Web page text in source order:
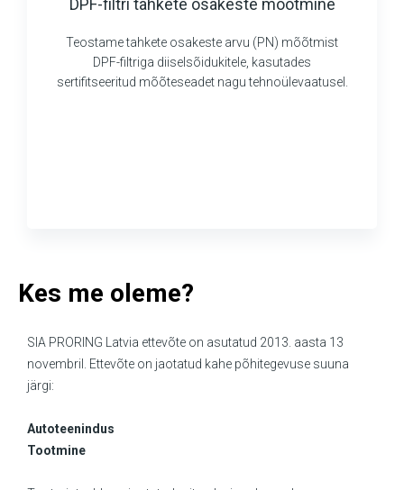
DPF-filtri tahkete osakeste mõõtmine
Teostame tahkete osakeste arvu (PN) mõõtmist
DPF-filtriga diiselsõidukitele, kasutades
sertifitseeritud mõõteseadet nagu tehnoülevaatusel.
Kes me oleme?
SIA PRORING Latvia ettevõte on asutatud 2013. aasta 13
novembril. Ettevõte on jaotatud kahe põhitegevuse suuna
järgi:
Autoteenindus
Tootmine